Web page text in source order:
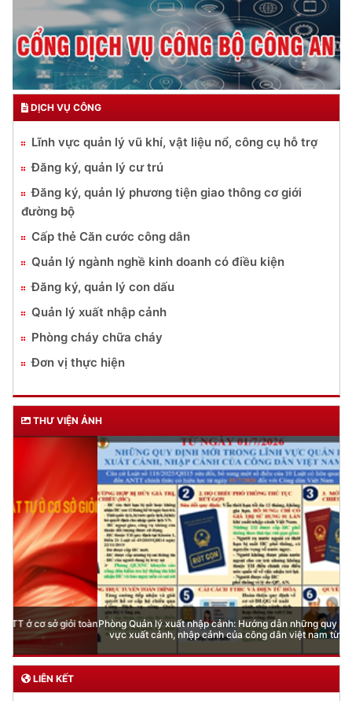
DỊCH VỤ CÔNG
Lĩnh vực quản lý vũ khí, vật liệu nổ, công cụ hỗ trợ
Đăng ký, quản lý cư trú
Đăng ký, quản lý phương tiện giao thông cơ giới
đường bộ
Cấp thẻ Căn cước công dân
Quản lý ngành nghề kinh doanh có điều kiện
Đăng ký, quản lý con dấu
Quản lý xuất nhập cảnh
Phòng cháy chữa cháy
Đơn vị thực hiện
THƯ VIỆN ẢNH
Phòng Quản lý xuất nhập cảnh: Hướng dẫn những quy định mới trong lĩnh
vực xuất cảnh, nhập cảnh của công dân việt nam từ ngày 01/7/2026
LIÊN KẾT